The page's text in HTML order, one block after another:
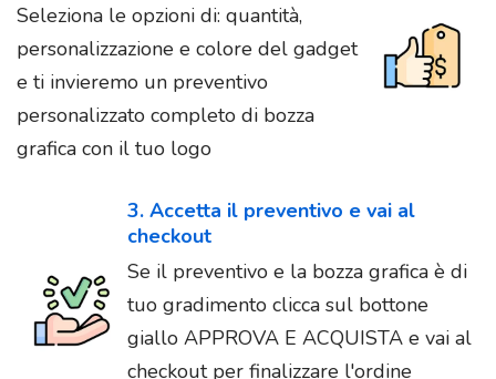
Seleziona le opzioni di: quantità,
personalizzazione e colore del gadget
e ti invieremo un preventivo
personalizzato completo di bozza
grafica con il tuo logo
3. Accetta il preventivo e vai al
checkout
Se il preventivo e la bozza grafica è di
tuo gradimento clicca sul bottone
giallo APPROVA E ACQUISTA e vai al
checkout per finalizzare l'ordine